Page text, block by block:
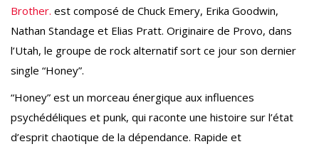
Brother. est composé de Chuck Emery, Erika Goodwin,
Nathan Standage et Elias Pratt. Originaire de Provo, dans
l’Utah, le groupe de rock alternatif sort ce jour son dernier
single “Honey”.
“Honey” est un morceau énergique aux influences
psychédéliques et punk, qui raconte une histoire sur l’état
d’esprit chaotique de la dépendance. Rapide et